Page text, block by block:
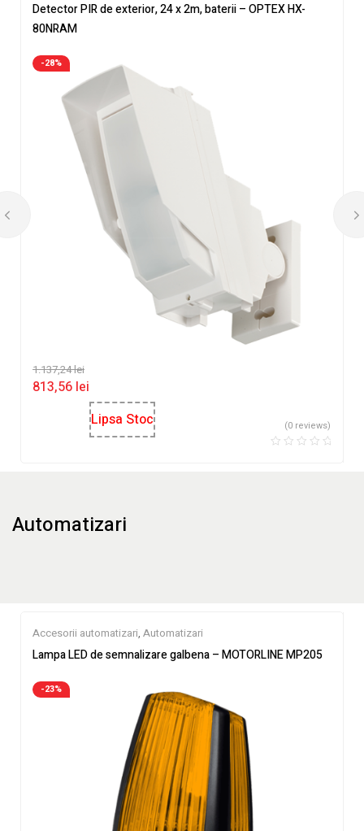
Detector PIR de exterior, 24 x 2m, baterii – OPTEX HX-
80NRAM
-28%
1.137,24lei
813,56 lei
Lipsa Stoc
(0 reviews)
Automatizari
Accesorii automatizari, Automatizari
Lampa LED de semnalizare galbena – MOTORLINE MP205
-23%